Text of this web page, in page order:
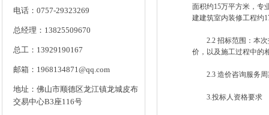
电话：0757-29323269
总经理：13825509670
总工：13929190167
邮箱：1968134871@qq.com
地址：佛山市顺德区龙江镇龙城皮布
交易中心B3座116号
面积约15万平方米，专
建建筑室内装修工程约
2.2 招标范围：本次
价，以及施工过程中的
2.3 造价咨询服务周
3.投标人资格要求